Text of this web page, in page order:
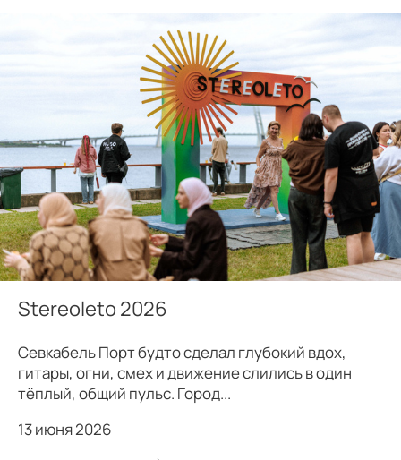
Stereoleto 2026
Севкабель Порт будто сделал глубокий вдох,
гитары, огни, смех и движение слились в один
тёплый, общий пульс. Город...
13 июня 2026